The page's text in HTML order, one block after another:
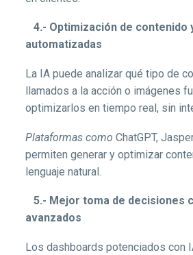
4.- Optimización de contenido
automatizadas
La IA puede analizar qué tipo de
llamados a la acción o imágenes
optimizarlos en tiempo real, sin
Plataformas como ChatGPT,
permiten generar y optimizar
lenguaje natural.
5.- Mejor toma de decisiones
avanzados
Los dashboards potenciados con